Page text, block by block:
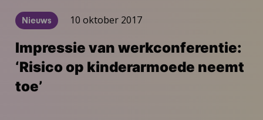
Nieuws 10 oktober 2017
Impressie van werkconferentie:
‘Risico op kinderarmoede neemt
toe’